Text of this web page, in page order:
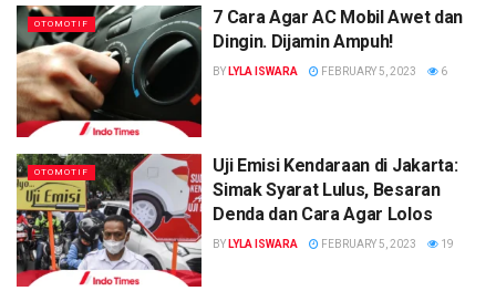
OTOMOTIF
7 Cara Agar AC Mobil Awet dan
Dingin. Dijamin Ampuh!
BY LYLA ISWARA FEBRUARY 5, 2023 6
OTOMOTIF
Uji Emisi Kendaraan di Jakarta:
Simak Syarat Lulus, Besaran
Denda dan Cara Agar Lolos
BY LYLA ISWARA FEBRUARY 5, 2023 19